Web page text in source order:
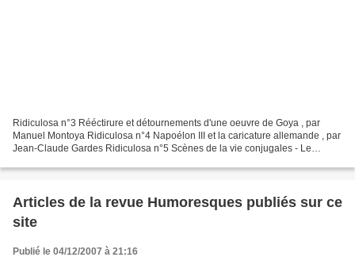
Ridiculosa n°3 Rééctirure et détournements d'une oeuvre de Goya , par
Manuel Montoya Ridiculosa n°4 Napoélon III et la caricature allemande , par
Jean-Claude Gardes Ridiculosa n°5 Scènes de la vie conjugales - Le
Articles de la revue Humoresques publiés sur ce
site
Publié le 04/12/2007 à 21:16